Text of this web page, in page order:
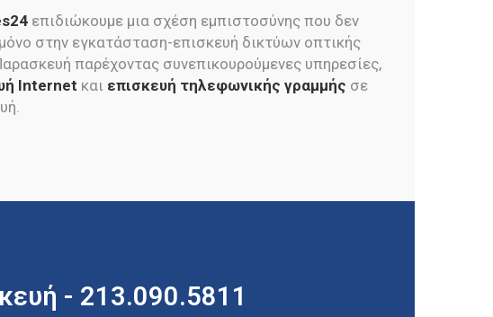
επιδιώκουμε μια σχέση εμπιστοσύνης που δεν
στην εγκατάσταση-επισκευή δικτύων οπτικής
παρέχοντας συνεπικουρούμενες υπηρεσίες,
Internet και επισκευή τηλεφωνικής γραμμής σε
- 213.090.5811